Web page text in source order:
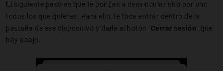
El siguiente paso es que te pongas a desvincular uno por uno
todos los que quieras. Para ello, te toca entrar dentro de la
pestaña de ese dispositivo y darle al botón " Cerrar sesión" que
hay abajo.